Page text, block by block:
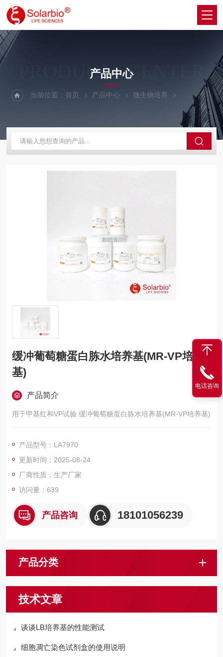
PRODUCTS CENTER
产品中心
当前位置：首页 产品中心 微生物培养 其他微生物
缓冲葡萄糖蛋白胨水培养基(MR-VP培养
基)
产品简介
用于甲基红和VP试验 缓冲葡萄糖蛋白胨水培养基(MR-VP培养基)
产品型号：LA7970
更新时间：2025-08-24
厂商性质：生产厂家
访问量：639
产品咨询 18101056239
产品分类
技术文章
谈谈LB培养基的性能测试
细胞凋亡染色试剂盒的使用说明
电话咨询